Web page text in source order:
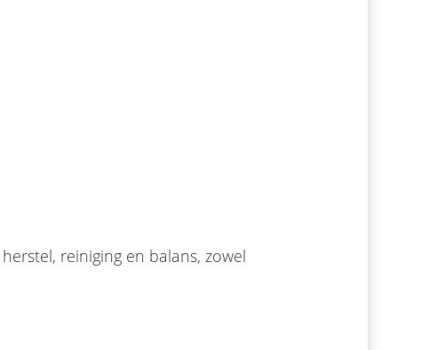
reiniging en balans, zowel